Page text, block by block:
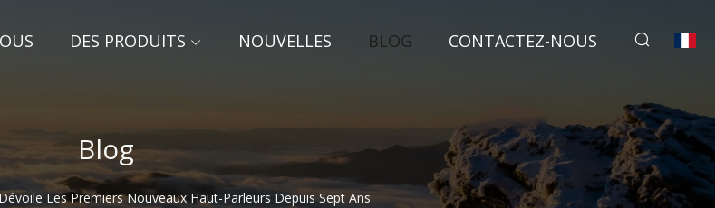
DES PRODUITS NOUVELLES BLOG CONTACTEZ-NOUS
Blog
Les Premiers Nouveaux Haut-Parleurs Depuis Sept Ans